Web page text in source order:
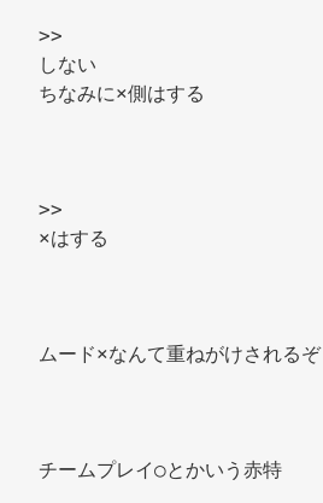
>>
しない
ちなみに×側はする
>>
×はする
ムード×なんて重ねがけされるぞ
チームプレイ○とかいう赤特